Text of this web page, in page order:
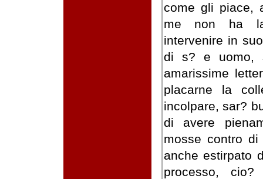
come gli piace,
me non ha
intervenire in
di s? e uomo,
amarissime
placarne la
incolpare, sar?
di avere
mosse contro
anche estirpato
processo,